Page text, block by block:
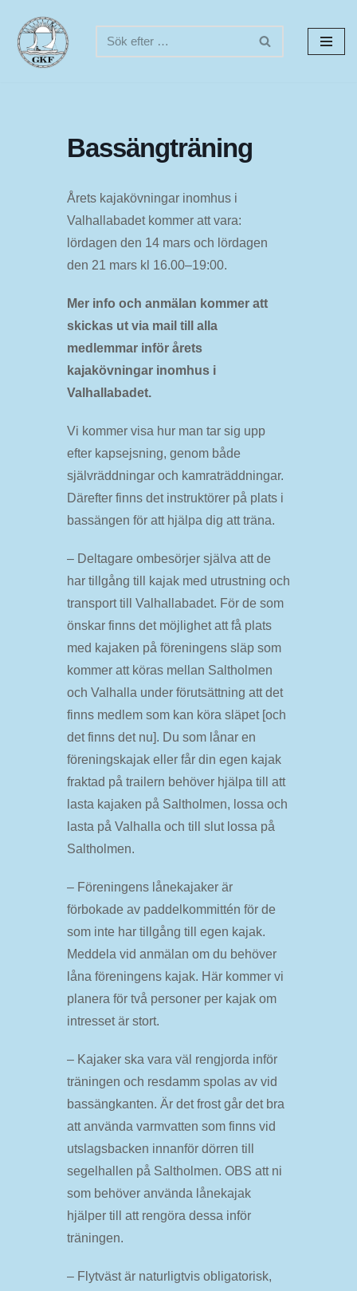
Hoppa
till
Bassängträning
Årets kajakövningar inomhus i
Valhallabadet kommer att vara:
lördagen den 14 mars och lördagen
den 21 mars kl 16.00–19:00.
Mer info och anmälan kommer att
skickas ut via mail till alla
medlemmar inför årets
kajakövningar inomhus i
Valhallabadet.
Vi kommer visa hur man tar sig upp
efter kapsejsning, genom både
självräddningar och kamraträddningar.
Därefter finns det instruktörer på plats i
bassängen för att hjälpa dig att träna.
– Deltagare ombesörjer själva att de
har tillgång till kajak med utrustning och
transport till Valhallabadet. För de som
önskar finns det möjlighet att få plats
med kajaken på föreningens släp som
kommer att köras mellan Saltholmen
och Valhalla under förutsättning att det
finns medlem som kan köra släpet [och
det finns det nu]. Du som lånar en
föreningskajak eller får din egen kajak
fraktad på trailern behöver hjälpa till att
lasta kajaken på Saltholmen, lossa och
lasta på Valhalla och till slut lossa på
Saltholmen.
– Föreningens lånekajaker är
förbokade av paddelkommittén för de
som inte har tillgång till egen kajak.
Meddela vid anmälan om du behöver
låna föreningens kajak. Här kommer vi
planera för två personer per kajak om
intresset är stort.
– Kajaker ska vara väl rengjorda inför
träningen och resdamm spolas av vid
bassängkanten. Är det frost går det bra
att använda varmvatten som finns vid
utslagsbacken innanför dörren till
segelhallen på Saltholmen. OBS att ni
som behöver använda lånekajak
hjälper till att rengöra dessa inför
träningen.
– Flytväst är naturligtvis obligatorisk,